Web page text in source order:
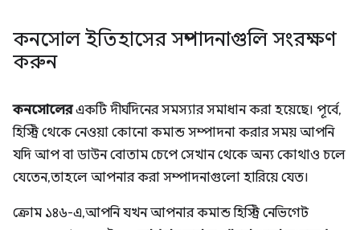
কনসোল ইতিহাসের সম্পাদনাগুলি সংরক্ষণ
করুন
কনসোলেরএকটি দীর্ঘদিনের সমস্যার সমাধান করা হয়েছে। পূর্বে,
হিস্ট্রি থেকে নেওয়া কোনো কমান্ড সম্পাদনা করার সময় আপনি
যদি আপ বা ডাউন বোতাম চেপে সেখান থেকে অন্য কোথাও চলে
যেতেন, তাহলে আপনার করা সম্পাদনাগুলো হারিয়ে যেত।
ক্রোম ১৪৬-এ, আপনি যখন আপনার কমান্ড হিস্ট্রি নেভিগেট